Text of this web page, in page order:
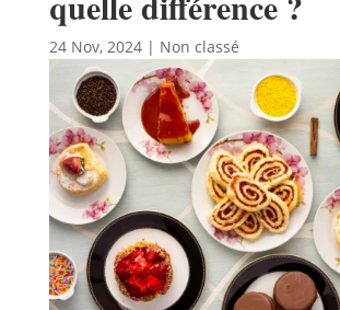
24 Nov, 2024| Non classé